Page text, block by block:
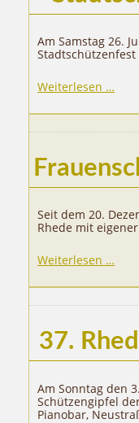
Am Samstag 26.
Stadtschützenfest
Weiterlesen …
Seit dem 20.
Rhede mit
Weiterlesen …
37.
Am Sonntag den
Schützengipfel
Pianobar,